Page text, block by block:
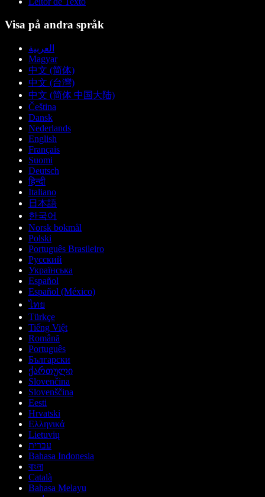
Visa på andra språk
العربية
Magyar
中文 (简体)
中文 (台灣)
中文 (简体 中国大陆)
Čeština
Dansk
Nederlands
English
Français
Suomi
Deutsch
हिन्दी
Italiano
日本語
한국어
Norsk bokmål
Polski
Português Brasileiro
Русский
Українська
Español
Español (México)
ไทย
Türkçe
Tiếng Việt
Română
Português
Български
ქართული
Slovenčina
Slovenščina
Eesti
Hrvatski
Ελληνικά
Lietuvių
עברית
Bahasa Indonesia
বাংলা
Català
Bahasa Melayu